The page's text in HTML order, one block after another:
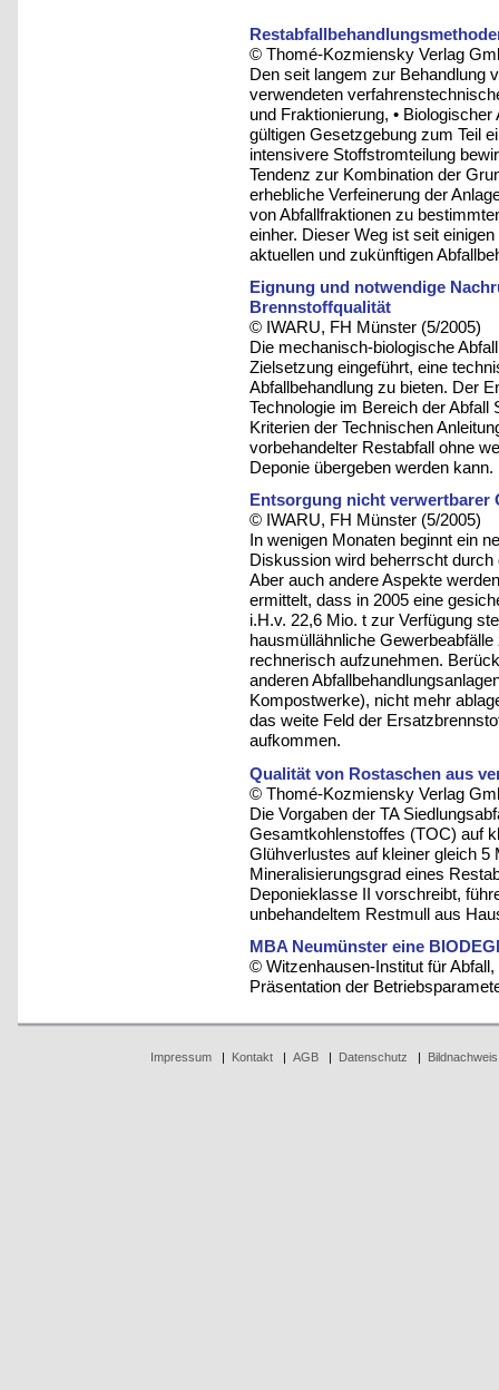
© Thomé-Kozmiensky Verlag
Den seit langem zur Behandlung
verwendeten
und Fraktionierung, •
gültigen Gesetzgebung zum Teil
intensivere Stoffstromteilung
Tendenz zur Kombination der
erhebliche Verfeinerung der
von Abfallfraktionen zu
einher. Dieser Weg ist seit
aktuellen und zukünftigen
Eignung und notwendige
Brennstoffqualität
© IWARU, FH Münster (5/2005)
Die mechanisch-biologische
Zielsetzung eingeführt, eine
Abfallbehandlung zu bieten. Der
Technologie im Bereich der
Kriterien der Technischen
vorbehandelter Restabfall ohne
Deponie übergeben werden kann.
Entsorgung nicht verwertbarer
© IWARU, FH Münster (5/2005)
In wenigen Monaten beginnt ein
Diskussion wird beherrscht
Aber auch andere Aspekte
ermittelt, dass in 2005 eine
i.H.v. 22,6 Mio. t zur Verfügung
hausmüllähnliche
rechnerisch aufzunehmen.
anderen
Kompostwerke), nicht mehr
das weite Feld der
aufkommen.
Qualität von Rostaschen aus
© Thomé-Kozmiensky Verlag
Die Vorgaben der TA
Gesamtkohlenstoffes (TOC) auf
Glühverlustes auf kleiner gleich
Mineralisierungsgrad eines
Deponieklasse II vorschreibt,
unbehandeltem Restmull aus
MBA Neumünster eine
© Witzenhausen-Institut für
Präsentation der
Impressum| Kontakt| AGB| Datenschutz Bildnachweis